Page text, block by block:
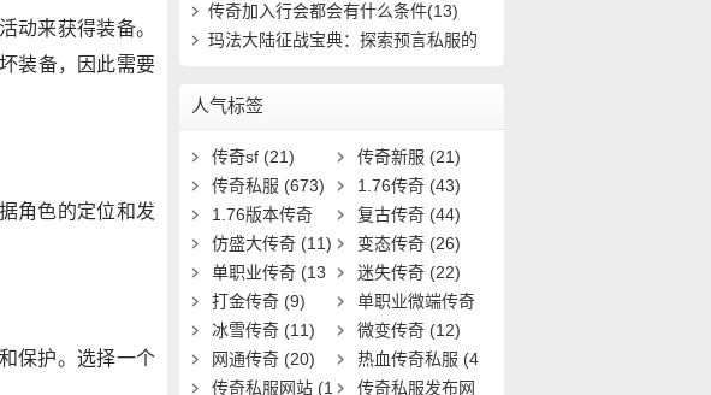
动来获得装备。
装备，因此需要
角色的定位和发
保护。选择一个
极品装备(785)
传奇加入行会都会有什么条件(13)
玛法大陆征战宝典：探索预言私服的
人气标签
传奇sf (21) 传奇新服 (21)
传奇私服 (673) 1.76传奇 (43)
1.76版本传奇
(9)
复古传奇 (44)
仿盛大传奇 (11) 变态传奇 (26)
单职业传奇 (13
1)
迷失传奇 (22)
打金传奇 (9)
单职业微端传奇
(9)
冰雪传奇 (11) 微变传奇 (12)
网通传奇 (20) 热血传奇私服 (4
0)
传奇私服网站 (1
传奇私服发布网